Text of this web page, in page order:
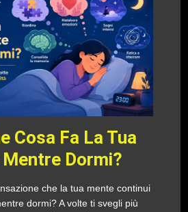
Cosa Fa La Tua
Dormi?
che la tua mente continui
dormi? A volte ti svegli più